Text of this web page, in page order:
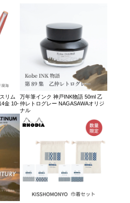
リム
金 10-
万年筆インク 神戸INK物語 50ml 乙
仲レトログレー NAGASAWAオリジ
ナル